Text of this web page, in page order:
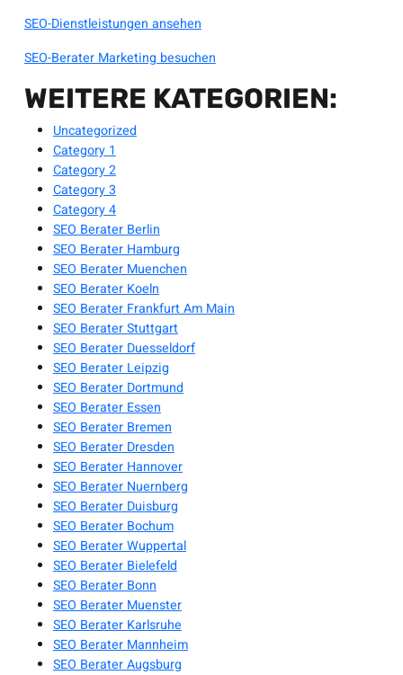
SEO-Dienstleistungen ansehen
SEO-Berater Marketing besuchen
WEITERE KATEGORIEN:
Uncategorized
Category 1
Category 2
Category 3
Category 4
SEO Berater Berlin
SEO Berater Hamburg
SEO Berater Muenchen
SEO Berater Koeln
SEO Berater Frankfurt Am Main
SEO Berater Stuttgart
SEO Berater Duesseldorf
SEO Berater Leipzig
SEO Berater Dortmund
SEO Berater Essen
SEO Berater Bremen
SEO Berater Dresden
SEO Berater Hannover
SEO Berater Nuernberg
SEO Berater Duisburg
SEO Berater Bochum
SEO Berater Wuppertal
SEO Berater Bielefeld
SEO Berater Bonn
SEO Berater Muenster
SEO Berater Karlsruhe
SEO Berater Mannheim
SEO Berater Augsburg